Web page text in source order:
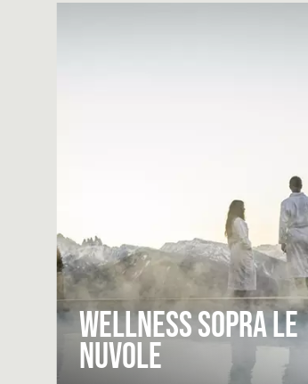
Wellness sopra le
nuvole